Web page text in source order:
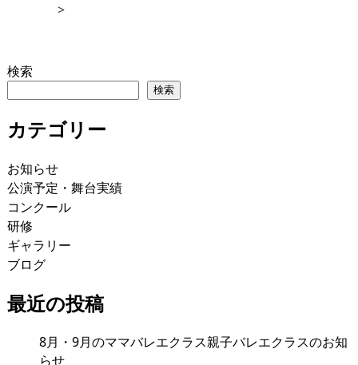
>
検索
検索
カテゴリー
お知らせ
公演予定・舞台実績
コンクール
研修
ギャラリー
ブログ
最近の投稿
8月・9月のママバレエクラス親子バレエクラスのお知
らせ